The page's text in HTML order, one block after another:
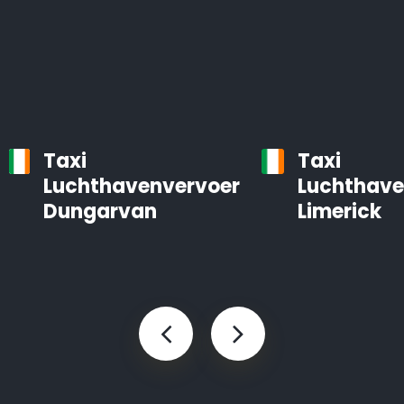
Taxi
Luchthavenvervoer
Dungarvan
Taxi
Limerick